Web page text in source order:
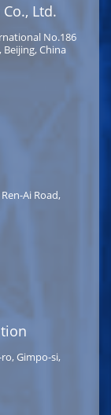
Ltd.
No.186
China
Ai Road,
Gimpo-si,